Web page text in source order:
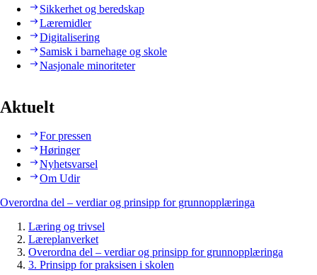
Sikkerhet og beredskap
Læremidler
Digitalisering
Samisk i barnehage og skole
Nasjonale minoriteter
Aktuelt
For pressen
Høringer
Nyhetsvarsel
Om Udir
Overordna del – verdiar og prinsipp for grunnopplæringa
Læring og trivsel
Læreplanverket
Overordna del – verdiar og prinsipp for grunnopplæringa
3. Prinsipp for praksisen i skolen